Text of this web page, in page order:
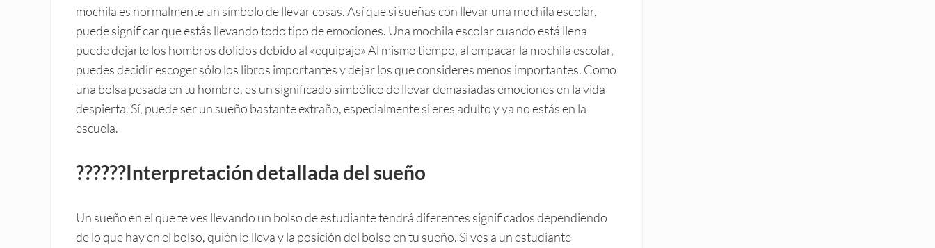
mochila es normalmente un símbolo de llevar cosas. Así que si sueñas con llevar una mochila escolar,
puede significar que estás llevando todo tipo de emociones. Una mochila escolar cuando está llena
puede dejarte los hombros dolidos debido al «equipaje» Al mismo tiempo, al empacar la mochila escolar,
puedes decidir escoger sólo los libros importantes y dejar los que consideres menos importantes. Como
una bolsa pesada en tu hombro, es un significado simbólico de llevar demasiadas emociones en la vida
despierta. Sí, puede ser un sueño bastante extraño, especialmente si eres adulto y ya no estás en la
escuela.
??????Interpretación detallada del sueño
Un sueño en el que te ves llevando un bolso de estudiante tendrá diferentes significados dependiendo
de lo que hay en el bolso, quién lo lleva y la posición del bolso en tu sueño. Si ves a un estudiante